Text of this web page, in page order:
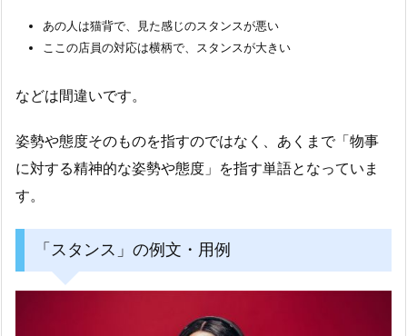
あの人は猫背で、見た感じのスタンスが悪い
ここの店員の対応は横柄で、スタンスが大きい
などは間違いです。
姿勢や態度そのものを指すのではなく、あくまで「物事
に対する精神的な姿勢や態度」を指す単語となっていま
す。
「スタンス」の例文・用例